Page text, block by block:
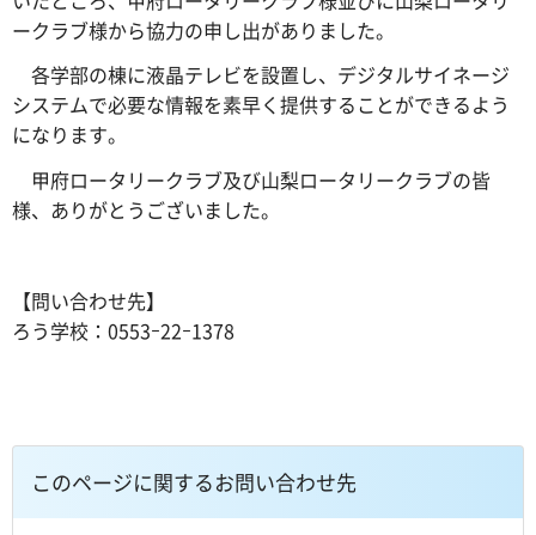
ークラブ様から協力の申し出がありました。
各学部の棟に液晶テレビを設置し、デジタルサイネージ
システムで必要な情報を素早く提供することができるよう
になります。
甲府ロータリークラブ及び山梨ロータリークラブの皆
様、ありがとうございました。
【問い合わせ先】
ろう学校：0553ｰ22ｰ1378
このページに関するお問い合わせ先